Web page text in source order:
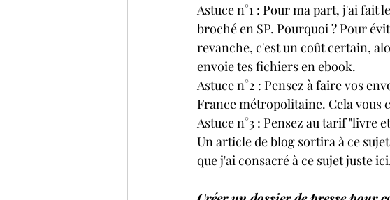
Astuce n°1 : Pour ma part, j'ai
broché en SP. Pourquoi ? Pour
revanche, c'est un coût certain,
envoie tes fichiers en ebook.
Astuce n°2 : Pensez à faire vos
France métropolitaine. Cela vous
Astuce n°3 : Pensez au tarif "livre
Un article de blog sortira à ce
que j'ai consacré à ce sujet juste